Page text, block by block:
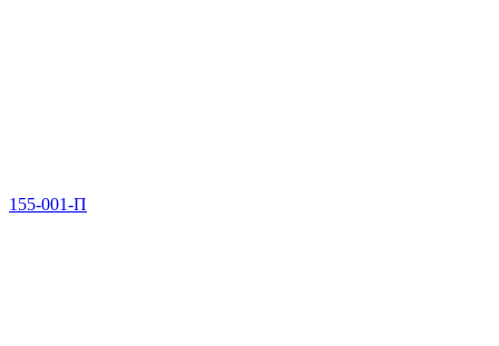
155-001-П